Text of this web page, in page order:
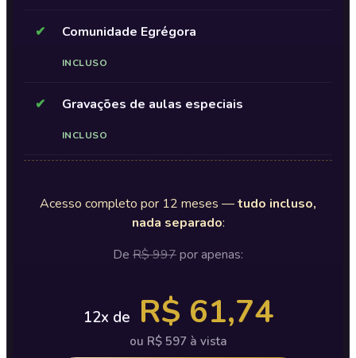
✔ Comunidade Egrégora
INCLUSO
✔ Gravações de aulas especiais
INCLUSO
Acesso completo por 12 meses —tudo incluso,
nada separado:
De R$ 997por apenas:
12x de R$ 61,74
ou R$ 597 à vista